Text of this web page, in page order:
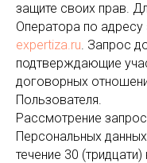
защите своих прав.
Оператора по адресу
expertiza.ru. Запрос
подтверждающие
договорных
Пользователя.
Рассмотрение
Персональных
течение 30